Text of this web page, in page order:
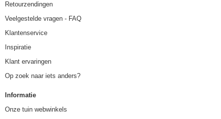
Retourzendingen
Veelgestelde vragen - FAQ
Klantenservice
Inspiratie
Klant ervaringen
Op zoek naar iets anders?
Informatie
Onze tuin webwinkels